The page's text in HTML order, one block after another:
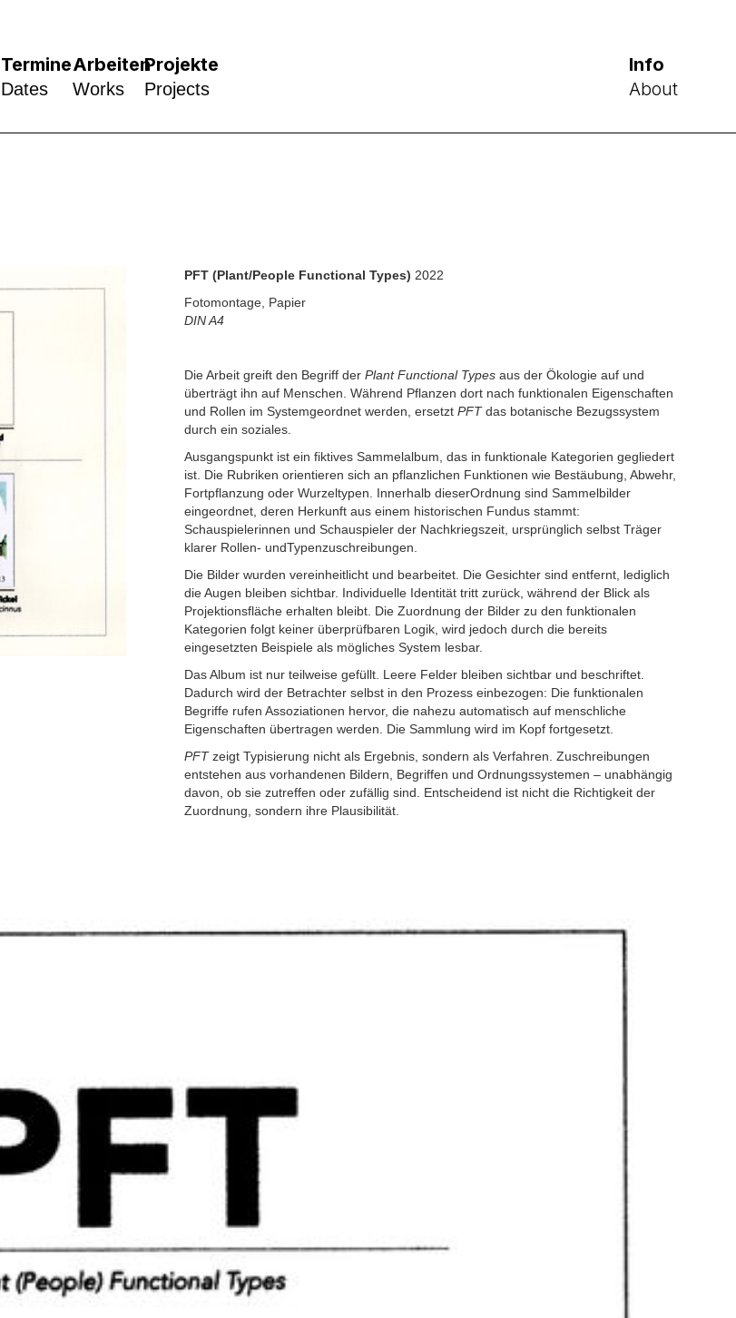
Termine
Dates
Arbeiten
Works
Projekte
Projects
Info
About
PFT (Plant/People Functional Types) 2022
Fotomontage, Papier
DIN A4
Die Arbeit greift den Begriff der Plant Functional Types aus der Ökologie auf und
überträgt ihn auf Menschen. Während Pflanzen dort nach funktionalen Eigenschaften
und Rollen im Systemgeordnet werden, ersetzt PFTdas botanische Bezugssystem
durch ein soziales.
Ausgangspunkt ist ein fiktives Sammelalbum, das in funktionale Kategorien gegliedert
ist. Die Rubriken orientieren sich an pflanzlichen Funktionen wie Bestäubung, Abwehr,
Fortpflanzung oder Wurzeltypen. Innerhalb dieserOrdnung sind Sammelbilder
eingeordnet, deren Herkunft aus einem historischen Fundus stammt:
Schauspielerinnen und Schauspieler der Nachkriegszeit, ursprünglich selbst Träger
klarer Rollen- undTypenzuschreibungen.
Die Bilder wurden vereinheitlicht und bearbeitet. Die Gesichter sind entfernt, lediglich
die Augen bleiben sichtbar. Individuelle Identität tritt zurück, während der Blick als
Projektionsfläche erhalten bleibt. Die Zuordnung der Bilder zu den funktionalen
Kategorien folgt keiner überprüfbaren Logik, wird jedoch durch die bereits
eingesetzten Beispiele als mögliches System lesbar.
Das Album ist nur teilweise gefüllt. Leere Felder bleiben sichtbar und beschriftet.
Dadurch wird der Betrachter selbst in den Prozess einbezogen: Die funktionalen
Begriffe rufen Assoziationen hervor, die nahezu automatisch auf menschliche
Eigenschaften übertragen werden. Die Sammlung wird im Kopf fortgesetzt.
PFTzeigt Typisierung nicht als Ergebnis, sondern als Verfahren. Zuschreibungen
entstehen aus vorhandenen Bildern, Begriffen und Ordnungssystemen – unabhängig
davon, ob sie zutreffen oder zufällig sind. Entscheidend ist nicht die Richtigkeit der
Zuordnung, sondern ihre Plausibilität.